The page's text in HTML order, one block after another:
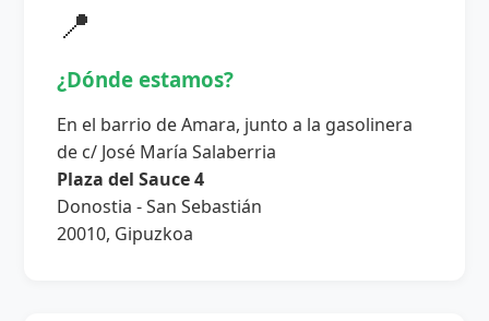
📍
¿Dónde estamos?
En el barrio de Amara, junto a la gasolinera
de c/ José María Salaberria
Plaza del Sauce 4
Donostia - San Sebastián
20010, Gipuzkoa